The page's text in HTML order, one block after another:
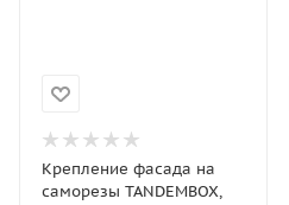
Крепление фасада на
саморезы TANDEMBOX,